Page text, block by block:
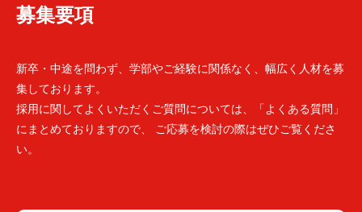
募集要項
新卒・中途を問わず、学部やご経験に関係なく、幅広く人材を募
集しております。
採用に関してよくいただくご質問については、「よくある質問」
にまとめておりますので、 ご応募を検討の際はぜひご覧くださ
い。